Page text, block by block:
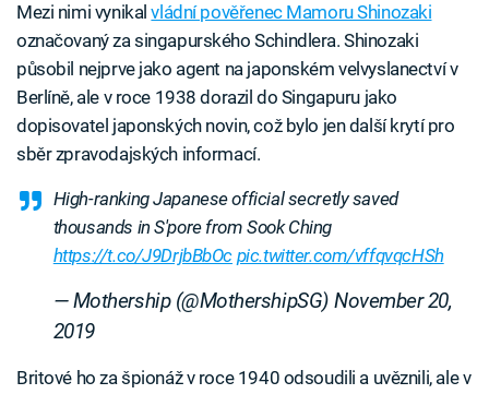
Mezi nimi vynikalvládní pověřenec Mamoru Shinozaki
označovaný za singapurského Schindlera. Shinozaki
působil nejprve jako agent na japonském velvyslanectví v
Berlíně, ale v roce 1938 dorazil do Singapuru jako
dopisovatel japonských novin, což bylo jen další krytí pro
sběr zpravodajských informací.
High-ranking Japanese official secretly saved
thousands in S'pore from Sook Ching
https://t.co/J9DrjbBbOc pic.twitter.com/vffqvqcHSh
— Mothership (@MothershipSG)November 20,
2019
Britové ho za špionáž v roce 1940 odsoudili a uvěznili, ale v